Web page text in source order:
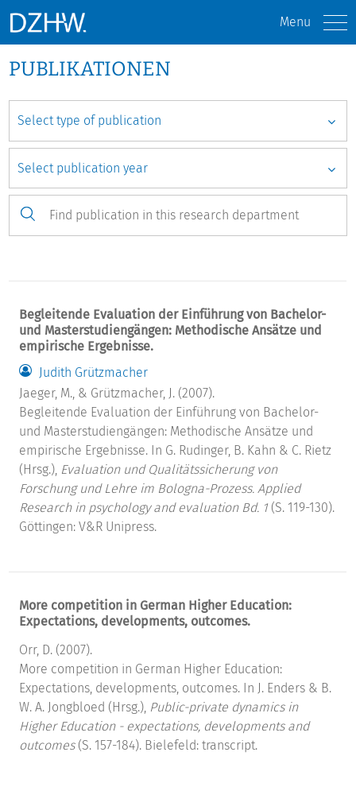
Menu
PUBLIKATIONEN
Begleitende Evaluation der Einführung von Bachelor-
und Masterstudiengängen: Methodische Ansätze und
empirische Ergebnisse.
Judith Grützmacher
Jaeger, M., & Grützmacher, J. (2007).
Begleitende Evaluation der Einführung von Bachelor-
und Masterstudiengängen: Methodische Ansätze und
empirische Ergebnisse. In G. Rudinger, B. Kahn & C. Rietz
(Hrsg.), Evaluation und Qualitätssicherung von
Forschung und Lehre im Bologna-Prozess. Applied
Research in psychology and evaluation Bd. 1(S. 119-130).
Göttingen: V&R Unipress.
More competition in German Higher Education:
Expectations, developments, outcomes.
Orr, D. (2007).
More competition in German Higher Education:
Expectations, developments, outcomes. In J. Enders & B.
W. A. Jongbloed (Hrsg.), Public-private dynamics in
Higher Education - expectations, developments and
outcomes(S. 157-184). Bielefeld: transcript.